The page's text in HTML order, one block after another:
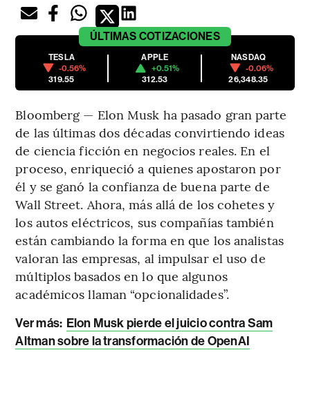
ÚLTIMAS COTIZACIONES
TESLA
-0.56%
319.55
APPLE
+0.51%
312.53
NASDAQ
-0.06%
26,348.35
Bloomberg — Elon Musk ha pasado gran parte
de las últimas dos décadas convirtiendo ideas
de ciencia ficción en negocios reales. En el
proceso, enriqueció a quienes apostaron por
él y se ganó la confianza de buena parte de
Wall Street. Ahora, más allá de los cohetes y
los autos eléctricos, sus compañías también
están cambiando la forma en que los analistas
valoran las empresas, al impulsar el uso de
múltiplos basados en lo que algunos
académicos llaman “opcionalidades”.
Ver más: Elon Musk pierde el juicio contra Sam
Altman sobre la transformación de OpenAI